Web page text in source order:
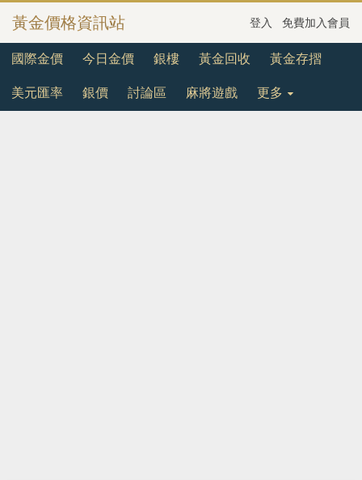
黃金價格資訊站 登入 免費加入會員
國際金價 今日金價 銀樓 黃金回收 黃金存摺
美元匯率 銀價 討論區 麻將遊戲 更多